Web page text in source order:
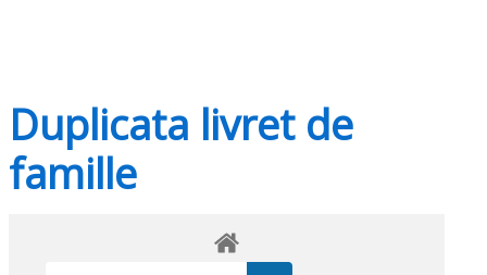
Duplicata livret de
famille